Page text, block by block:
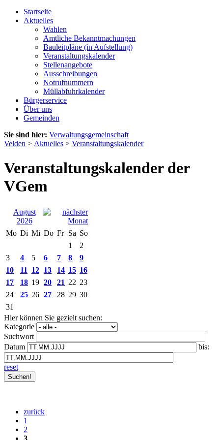
Startseite
Aktuelles
Wahlen
Amtliche Bekanntmachungen
Bauleitpläne (in Aufstellung)
Veranstaltungskalender
Stellenangebote
Ausschreibungen
Notrufnummern
Müllabfuhrkalender
Bürgerservice
Über uns
Gemeinden
Sie sind hier: Verwaltungsgemeinschaft
Velden > Aktuelles > Veranstaltungskalender
Veranstaltungskalender der
VGem
August
2026
Mo Di Mi Do Fr Sa So
1
2
3
4 5 6 7 8
9
10
11 12 13 14 15 16
17
18 19 20 21 22 23
24
25 26 27 28 29 30
31
Hier können Sie gezielt suchen:
Kategorie
Suchwort
Datum
bis:
reset
zurück
1
2
3